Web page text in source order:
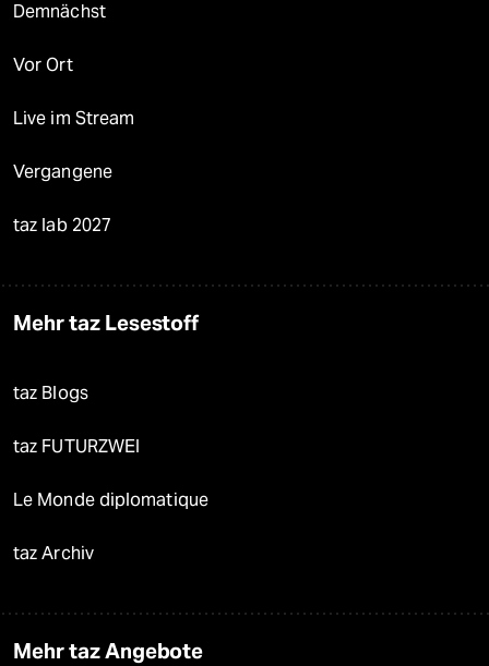
Demnächst
Vor Ort
Live im Stream
Vergangene
taz lab 2027
Mehr taz Lesestoff
taz Blogs
taz FUTURZWEI
Le Monde diplomatique
taz Archiv
Mehr taz Angebote